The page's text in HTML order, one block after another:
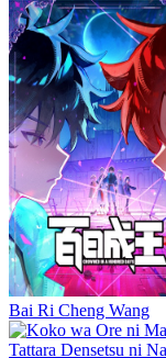
Bai Ri Cheng Wang